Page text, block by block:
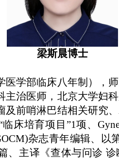
梁斯晨博士
医学部临床八年制），
主治医师，北京大学妇
及前哨淋巴结相关研究
床培育项目”1项、
杂志青年编辑、以
、主译《查体与问诊